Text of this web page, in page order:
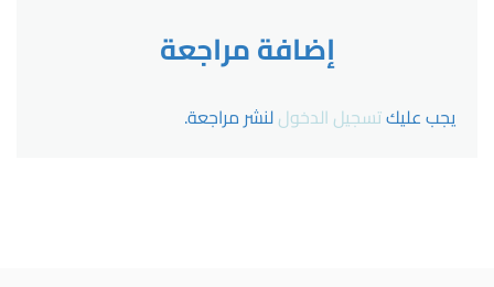
إضافة مراجعة
يجب عليكتسجيل الدخوللنشر مراجعة.